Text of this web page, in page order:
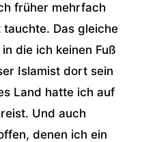
früher mehrfach
Das gleiche
die ich keinen Fuß
Islamist dort sein
Land hatte ich auf
Und auch
denen ich ein